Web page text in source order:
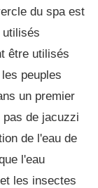
du spa est
utilisés
être utilisés
peuples
un premier
de jacuzzi
de l'eau de
l'eau
les insectes